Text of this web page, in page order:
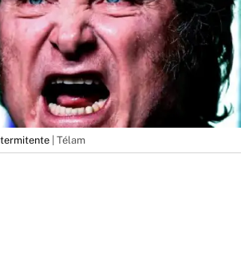
| Télam